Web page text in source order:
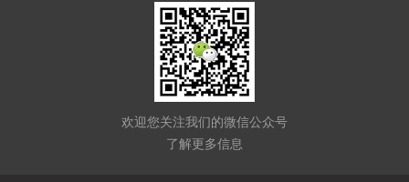
欢迎您关注我们的微信公众号
了解更多信息